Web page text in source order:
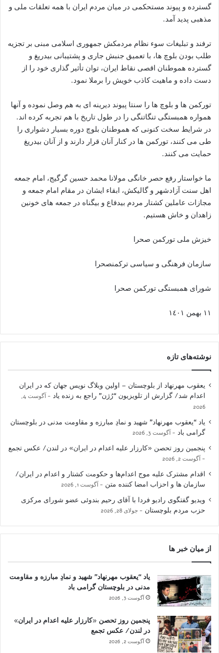
گسترده و پيوند مستحكمى در ميان مردم ايران با همه تعلقات ملى و
مذهبى پديد آمد.
ترفند و تبليغات سوء نظام مردمكش جمهورى اسلامى مبنى بر تجزيه
طلب بودن بلوچ ها، با تعميق جنبش جارى و پشتيبانى بيدريغ و
گسترده هموطنان اقصى نقاط ايران، توان تأثير گذارى خود را از
دست داده و ماهيت كاذب خويش را برملا نمود.
توركمن ها و بلوچ ها را سنتا پيوند ديرينه اى به هم وصل نموده و آنها
همواره همبستگى تنگاتنگى را در طول تاريخ با هم تجربه كرده اند.
در شرايط سخت كنونى كه هموطنان بلوچ دوره بسيار دشوارى را
طى مى كنند، توركمن ها در كنار آنان قرار دارند و از آنان بيدريغ
حمايت مى كنند.
ما خواستار رفع حصر خانگى مولانا محمد حسين گرگيج، امام جمعه
اهل سنت آزادشهر و گالیکش، ابقاء ايشان در مقام امام جمعه و
مجازات عاملين كشتار مردم بيدفاع و بيگناه در جمعه هاى خونين
زاهدان و خاش هستيم.
خيزش ملى توركمن صحرا
سازمان فرهنگى و سياسى تركمنصحرا
شوراى همبستگى توركمن صحرا
١١ بهمن ١٤٠١
نوشته‌های تازه
یعقوب مهرنهاد از بلوچستان – اولین وبلاگ نویس جهان که در ایران
اعدام شد/ گزارش از تلویزیون “رُژن” راجع به زنده یاد
آگوست 4,
2026
یاد “یعقوب مهرنهاد” شهید و نمادِ مبارزه و مقاومت مدنی در بلوچستان
گرامی باد
آگوست 3, 2026
پنجمین روز تحصن «کارزار علیه اعدام در ایران» در لندن/ عکس تجمع
آگوست 2, 2026
اقدام مشترک علیه موج اعدام‌ها و حکومت کشتار و اعدام در ایران/
سازمان ها و احزاب امضا کننده متن
آگوست 1, 2026
ویدیو گفتگوی رادیو فردا با آقای رحیم بندوئی عضو شورای مرکزی
حزب مردم بلوچستان
جولای 28, 2026
از میان خبر ها
یاد “یعقوب مهرنهاد” شهید و نمادِ مبارزه و مقاومت
مدنی در بلوچستان گرامی باد
آگوست 3, 2026
پنجمین روز تحصن «کارزار علیه اعدام در ایران»
در لندن/ عکس تجمع
آگوست 2, 2026